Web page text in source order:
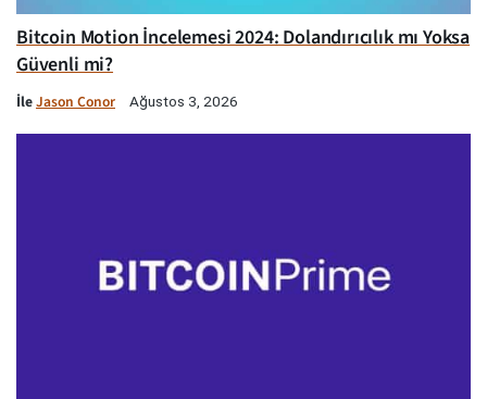
Bitcoin Motion İncelemesi 2024: Dolandırıcılık mı Yoksa
Güvenli mi?
İleJason Conor Ağustos 3, 2026